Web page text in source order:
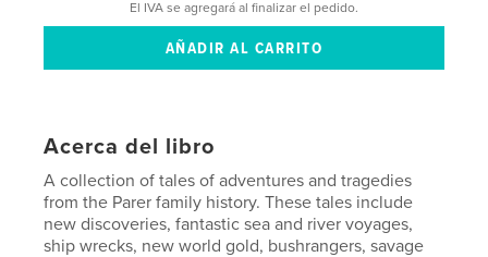
El IVA se agregará al finalizar el pedido.
Acerca del libro
A collection of tales of adventures and tragedies
from the Parer family history. These tales include
new discoveries, fantastic sea and river voyages,
ship wrecks, new world gold, bushrangers, savage